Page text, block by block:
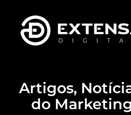
Artigos,
do